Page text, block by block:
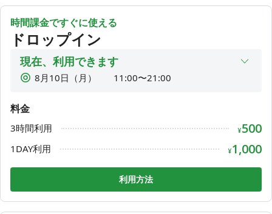
時間課金ですぐに使える
ドロップイン
現在、利用できます
8月10日（月）
11:00〜21:00
8月13日（木）
11:00〜21:00
8月14日（金）
11:00〜21:00
11:00〜21:00
料金
3時間利用 ¥500
1DAY利用 ¥1,000
利用方法